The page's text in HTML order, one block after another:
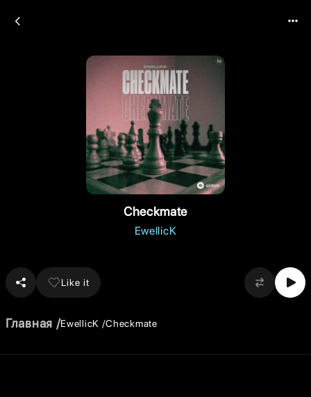
Checkmate
EwellicK
Like it
Главная EwellicK Checkmate